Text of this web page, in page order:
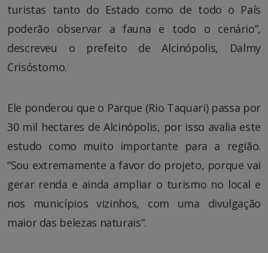
turistas tanto do Estado como de todo o País
poderão observar a fauna e todo o cenário”,
descreveu o prefeito de Alcinópolis, Dalmy
Crisóstomo.
Ele ponderou que o Parque (Rio Taquari) passa por
30 mil hectares de Alcinópolis, por isso avalia este
estudo como muito importante para a região.
“Sou extremamente a favor do projeto, porque vai
gerar renda e ainda ampliar o turismo no local e
nos municípios vizinhos, com uma divulgação
maior das belezas naturais”.